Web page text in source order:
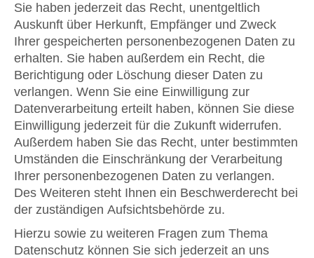
Sie haben jederzeit das Recht, unentgeltlich
Auskunft über Herkunft, Empfänger und Zweck
Ihrer gespeicherten personenbezogenen Daten zu
erhalten. Sie haben außerdem ein Recht, die
Berichtigung oder Löschung dieser Daten zu
verlangen. Wenn Sie eine Einwilligung zur
Datenverarbeitung erteilt haben, können Sie diese
Einwilligung jederzeit für die Zukunft widerrufen.
Außerdem haben Sie das Recht, unter bestimmten
Umständen die Einschränkung der Verarbeitung
Ihrer personenbezogenen Daten zu verlangen.
Des Weiteren steht Ihnen ein Beschwerderecht bei
der zuständigen Aufsichtsbehörde zu.
Hierzu sowie zu weiteren Fragen zum Thema
Datenschutz können Sie sich jederzeit an uns